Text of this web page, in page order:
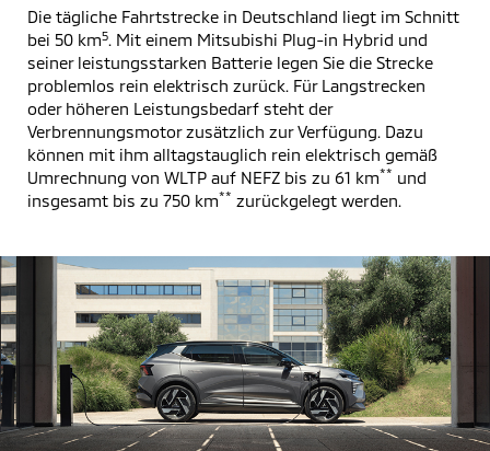
Die tägliche Fahrtstrecke in Deutschland liegt im Schnitt
bei 50 km5. Mit einem Mitsubishi Plug-in Hybrid und
seiner leistungsstarken Batterie legen Sie die Strecke
problemlos rein elektrisch zurück. Für Langstrecken
oder höheren Leistungsbedarf steht der
Verbrennungsmotor zusätzlich zur Verfügung. Dazu
können mit ihm alltagstauglich rein elektrisch gemäß
Umrechnung von WLTP auf NEFZ bis zu 61 km** und
insgesamt bis zu 750 km** zurückgelegt werden.